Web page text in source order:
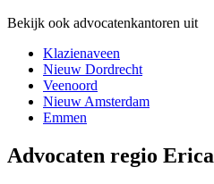
Bekijk ook advocatenkantoren uit
Klazienaveen
Nieuw Dordrecht
Veenoord
Nieuw Amsterdam
Emmen
Advocaten regio Erica